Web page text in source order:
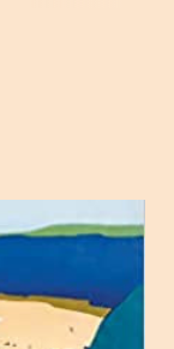
suo termine.
"Infanzia", il
classico
a livello
costretta ad